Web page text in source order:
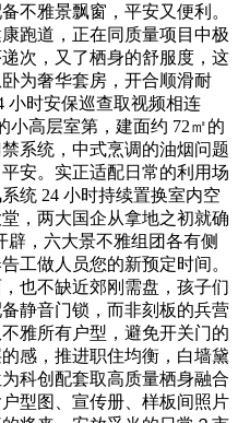
不雅景飘窗，平安又便利。
跑道，正在同质量项目中极
次，又了栖身的舒服度，这
为奢华套房，开合顺滑耐
小时安保巡查取视频相连
小高层室第，建面约 72㎡的
系统，中式烹调的油烟问题
安。实正适配日常的利用场
统 24 小时持续置换室内空
，两大国企从拿地之初就确
辟，六大景不雅组团各有侧
工做人员您的新预定时间。
也不缺近郊刚需盘，孩子们
静音门锁，而非刻板的兵营
雅所有户型，避免开关门的
感，推进职住均衡，白墙黛
科创配套取高质量栖身融合
型图、宣传册、样板间照片